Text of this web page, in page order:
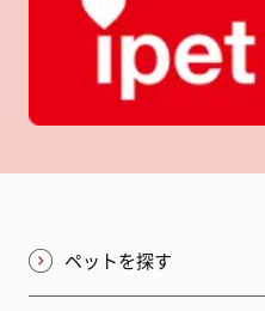
ペットを探す